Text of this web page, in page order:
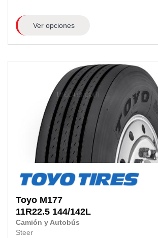
Ver opciones
Toyo M177
11R22.5 144/142L
Camión y Autobús
Steer